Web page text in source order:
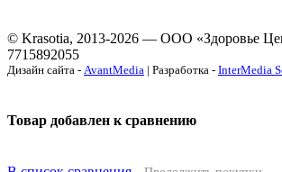
© Krasotia, 2013-2026 — ООО «Здоровье
7715892055
Дизайн сайта - AvantMedia | Разработка - InterMedia
Товар добавлен к сравнению